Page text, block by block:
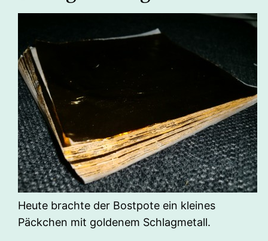
Heute brachte der Bostpote ein kleines
Päckchen mit goldenem Schlagmetall.